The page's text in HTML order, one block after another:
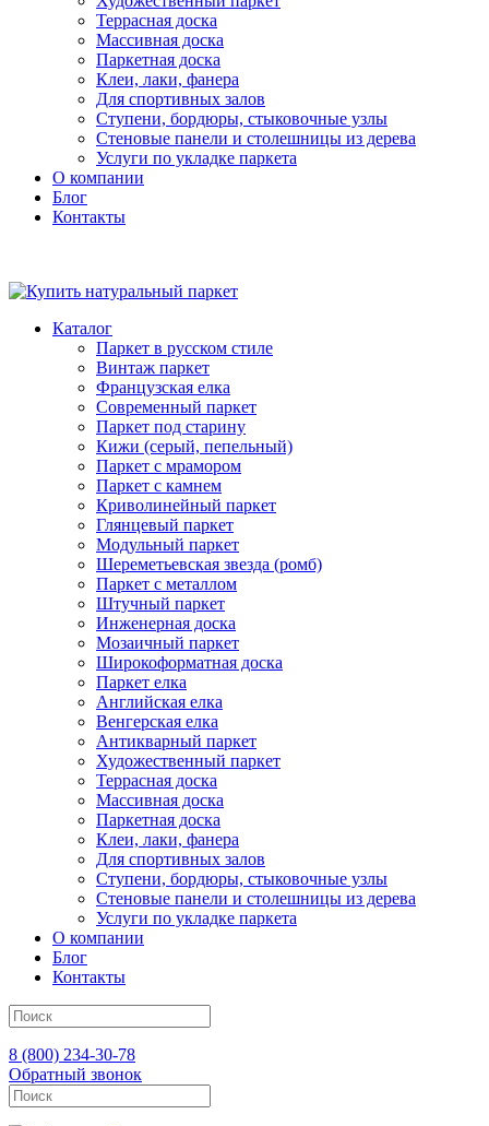
Террасная доска
Массивная доска
Паркетная доска
Клеи, лаки, фанера
Для спортивных залов
Ступени, бордюры, стыковочные узлы
Стеновые панели и столешницы из дерева
Услуги по укладке паркета
О компании
Блог
Контакты
Каталог
Паркет в русском стиле
Винтаж паркет
Французская елка
Современный паркет
Паркет под старину
Кижи (серый, пепельный)
Паркет с мрамором
Паркет с камнем
Криволинейный паркет
Глянцевый паркет
Модульный паркет
Шереметьевская звезда (ромб)
Паркет с металлом
Штучный паркет
Инженерная доска
Мозаичный паркет
Широкоформатная доска
Паркет елка
Английская елка
Венгерская елка
Антикварный паркет
Художественный паркет
Террасная доска
Массивная доска
Паркетная доска
Клеи, лаки, фанера
Для спортивных залов
Ступени, бордюры, стыковочные узлы
Стеновые панели и столешницы из дерева
Услуги по укладке паркета
О компании
Блог
Контакты
8 (800) 234-30-78
Обратный звонок